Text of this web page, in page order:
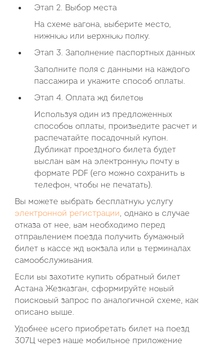
Этап 2. Выбор места
На схеме вагона, выберите место,
нижнюю или верхнюю полку.
Этап 3. Заполнение паспортных данных
Заполните поля с данными на каждого
пассажира и укажите способ оплаты.
Этап 4. Оплата жд билетов
Используя один из предложенных
способов оплаты, произведите расчет и
распечатайте посадочный купон.
Дубликат проездного билета будет
выслан вам на электронную почту в
формате PDF (его можно сохранить в
телефон, чтобы не печатать).
Вы можете выбрать бесплатную услугу
электронной регистрации, однако в случае
отказа от нее, вам необходимо перед
отправлением поезда получить бумажный
билет в кассе жд вокзала или в терминалах
самообслуживания.
Если вы захотите купить обратный билет
Астана Жезказган, сформируйте новый
поисковый запрос по аналогичной схеме, как
описано выше.
Удобнее всего приобретать билет на поезд
307Ц через наше мобильное приложение